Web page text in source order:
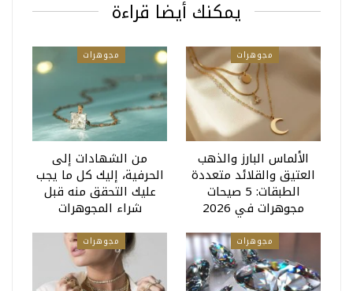
يمكنك أيضا قراءة
مجوهرات
الألماس البارز والذهب
العتيق والقلائد متعددة
الطبقات: 5 صيحات
مجوهرات في 2026
مجوهرات
من الشهادات إلى
الحرفية، إليك كل ما يجب
عليك التحقق منه قبل
شراء المجوهرات
مجوهرات مجوهرات